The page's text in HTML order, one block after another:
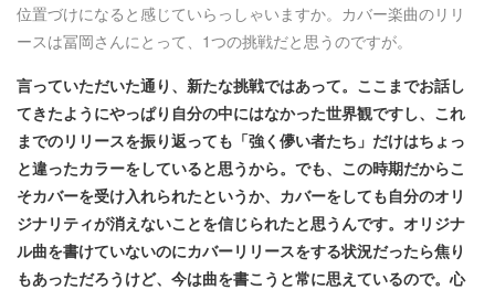
位置づけになると感じていらっしゃいますか。カバー楽曲のリリ
ースは冨岡さんにとって、1つの挑戦だと思うのですが。
言っていただいた通り、新たな挑戦ではあって。ここまでお話し
てきたようにやっぱり自分の中にはなかった世界観ですし、これ
までのリリースを振り返っても「強く儚い者たち」だけはちょっ
と違ったカラーをしていると思うから。でも、この時期だからこ
そカバーを受け入れられたというか、カバーをしても自分のオリ
ジナリティが消えないことを信じられたと思うんです。オリジナ
ル曲を書けていないのにカバーリリースをする状況だったら焦り
もあっただろうけど、今は曲を書こうと常に思えているので。心